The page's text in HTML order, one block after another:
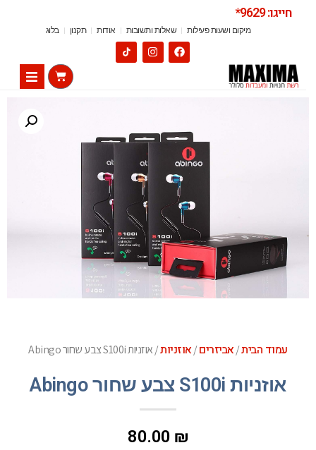
חייגו: 9629*
מיקום ושעות פעילות שאלות ותשובות אודות תקנון בלוג
עמוד הבית/אביזרים/אוזניות/ אוזניות S100i צבע שחור Abingo
אוזניות S100i צבע שחור Abingo
80.00₪